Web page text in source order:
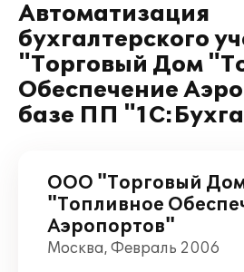
Автоматизация
бухгалтерского
"Торговый Дом
Обеспечение
базе ПП
ООО "Торговый
"Топливное
Аэропортов"
Москва, Февраль 2006